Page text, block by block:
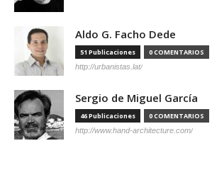
Aldo G. Facho Dede
51 Publicaciones 0 COMENTARIOS
http://urbanistas.lat/
Sergio de Miguel García
46 Publicaciones 0 COMENTARIOS
http://www.hand-architecture.com/